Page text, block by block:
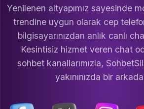
Yenilenen altyapımız sayesinde
trendine uygun olarak cep
bilgisayarınızdan anlık canlı
Kesintisiz hizmet veren chat
sohbet kanallarımızla,
yakınınızda bir